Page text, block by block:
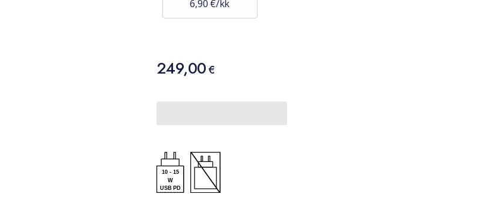
6,90 €/kk
Hinta
249,00 €
249,00 €
10- 15
W
USB PD